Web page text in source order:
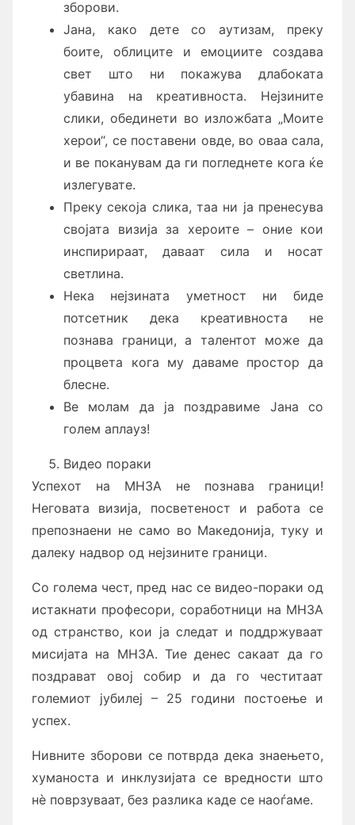
зборови.
Јана, како дете со аутизам, преку
боите, облиците и емоциите создава
свет што ни покажува длабоката
убавина на креативноста. Нејзините
слики, обединети во изложбата „Моите
херои“, се поставени овде, во оваа сала,
и ве поканувам да ги погледнете кога ќе
излегувате.
Преку секоја слика, таа ни ја пренесува
својата визија за хероите – оние кои
инспирираат, даваат сила и носат
светлина.
Нека нејзината уметност ни биде
потсетник дека креативноста не
познава граници, а талентот може да
процвета кога му даваме простор да
блесне.
Ве молам да ја поздравиме Јана со
голем аплауз!
Видео пораки
Успехот на МНЗА не познава граници!
Неговата визија, посветеност и работа се
препознаени не само во Македонија, туку и
далеку надвор од нејзините граници.
Со голема чест, пред нас се видео-пораки од
истакнати професори, соработници на МНЗА
од странство, кои ја следат и поддржуваат
мисијата на МНЗА. Тие денес сакаат да го
поздрават овој собир и да го честитаат
големиот јубилеј – 25 години постоење и
успех.
Нивните зборови се потврда дека знаењето,
хуманоста и инклузијата се вредности што
нè поврзуваат, без разлика каде се наоѓаме.